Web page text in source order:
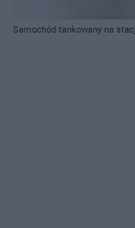
Samochód tankowany na
sankcji na rosyjskie